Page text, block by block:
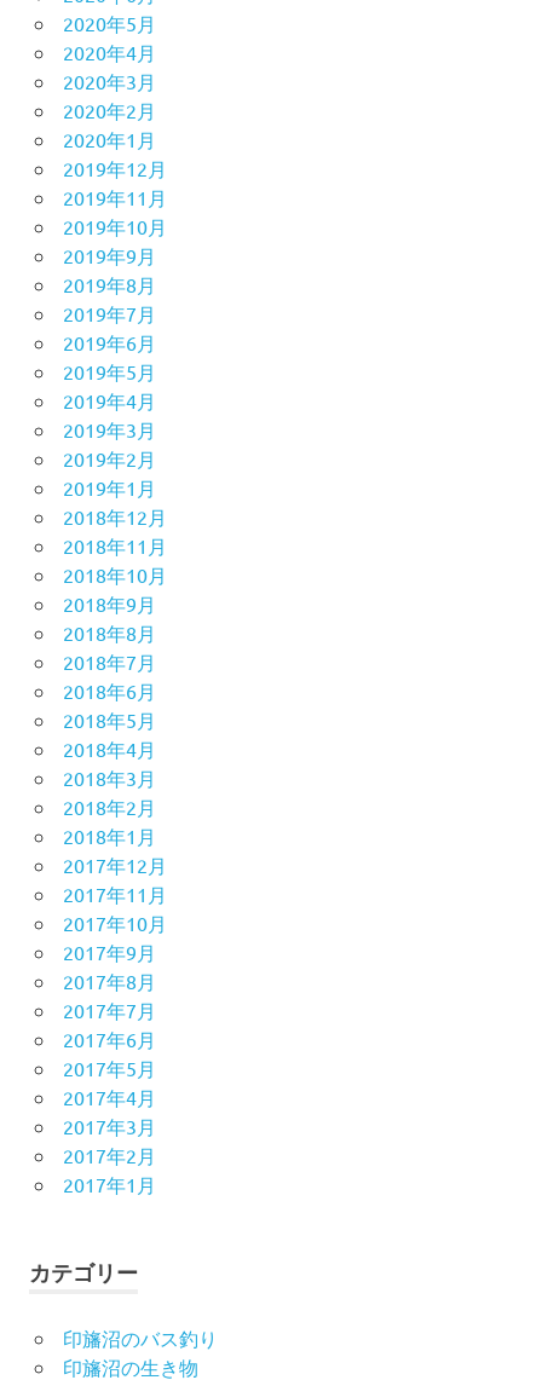
2020年5月
2020年4月
2020年3月
2020年2月
2020年1月
2019年12月
2019年11月
2019年10月
2019年9月
2019年8月
2019年7月
2019年6月
2019年5月
2019年4月
2019年3月
2019年2月
2019年1月
2018年12月
2018年11月
2018年10月
2018年9月
2018年8月
2018年7月
2018年6月
2018年5月
2018年4月
2018年3月
2018年2月
2018年1月
2017年12月
2017年11月
2017年10月
2017年9月
2017年8月
2017年7月
2017年6月
2017年5月
2017年4月
2017年3月
2017年2月
2017年1月
カテゴリー
印旛沼のバス釣り
印旛沼の生き物